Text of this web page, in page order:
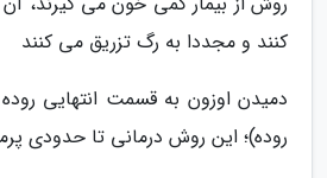
کنند و مجددا به رگ تزریق می کنند
دمیدن اوزون به قسمت انتهایی
روده)؛ این روش درمانی تا حدودی